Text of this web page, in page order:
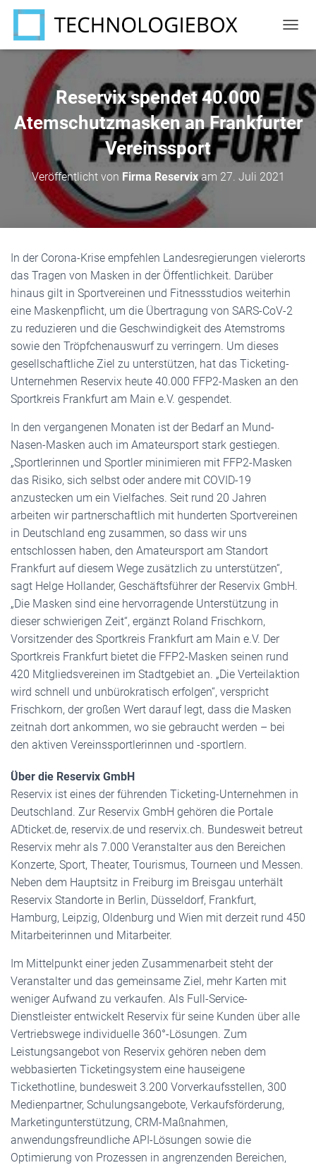
A
G
A
T
I
O
N
T
Reservix spendet 40.000
Atemschutzmasken an Frankfurter
Vereinssport
Veröffentlicht von Firma Reservixam 27. Juli 2021
In der Corona-Krise empfehlen Landesregierungen vielerorts
das Tragen von Masken in der Öffentlichkeit. Darüber
hinaus gilt in Sportvereinen und Fitnessstudios weiterhin
eine Maskenpflicht, um die Übertragung von SARS-CoV-2
zu reduzieren und die Geschwindigkeit des Atemstroms
sowie den Tröpfchenauswurf zu verringern. Um dieses
gesellschaftliche Ziel zu unterstützen, hat das Ticketing-
Unternehmen Reservix heute 40.000 FFP2-Masken an den
Sportkreis Frankfurt am Main e.V. gespendet.
In den vergangenen Monaten ist der Bedarf an Mund-
Nasen-Masken auch im Amateursport stark gestiegen.
„Sportlerinnen und Sportler minimieren mit FFP2-Masken
das Risiko, sich selbst oder andere mit COVID-19
anzustecken um ein Vielfaches. Seit rund 20 Jahren
arbeiten wir partnerschaftlich mit hunderten Sportvereinen
in Deutschland eng zusammen, so dass wir uns
entschlossen haben, den Amateursport am Standort
Frankfurt auf diesem Wege zusätzlich zu unterstützen“,
sagt Helge Hollander, Geschäftsführer der Reservix GmbH.
„Die Masken sind eine hervorragende Unterstützung in
dieser schwierigen Zeit“, ergänzt Roland Frischkorn,
Vorsitzender des Sportkreis Frankfurt am Main e.V. Der
Sportkreis Frankfurt bietet die FFP2-Masken seinen rund
420 Mitgliedsvereinen im Stadtgebiet an. „Die Verteilaktion
wird schnell und unbürokratisch erfolgen“, verspricht
Frischkorn, der großen Wert darauf legt, dass die Masken
zeitnah dort ankommen, wo sie gebraucht werden – bei
den aktiven Vereinssportlerinnen und -sportlern.
Über die Reservix GmbH
Reservix ist eines der führenden Ticketing-Unternehmen in
Deutschland. Zur Reservix GmbH gehören die Portale
ADticket.de, reservix.de und reservix.ch. Bundesweit betreut
Reservix mehr als 7.000 Veranstalter aus den Bereichen
Konzerte, Sport, Theater, Tourismus, Tourneen und Messen.
Neben dem Hauptsitz in Freiburg im Breisgau unterhält
Reservix Standorte in Berlin, Düsseldorf, Frankfurt,
Hamburg, Leipzig, Oldenburg und Wien mit derzeit rund 450
Mitarbeiterinnen und Mitarbeiter.
Im Mittelpunkt einer jeden Zusammenarbeit steht der
Veranstalter und das gemeinsame Ziel, mehr Karten mit
weniger Aufwand zu verkaufen. Als Full-Service-
Dienstleister entwickelt Reservix für seine Kunden über alle
Vertriebswege individuelle 360°-Lösungen. Zum
Leistungsangebot von Reservix gehören neben dem
webbasierten Ticketingsystem eine hauseigene
Tickethotline, bundesweit 3.200 Vorverkaufsstellen, 300
Medienpartner, Schulungsangebote, Verkaufsförderung,
Marketingunterstützung, CRM-Maßnahmen,
anwendungsfreundliche API-Lösungen sowie die
Optimierung von Prozessen in angrenzenden Bereichen,